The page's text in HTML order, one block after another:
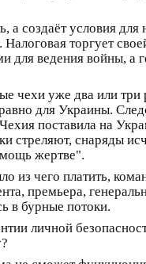
а создаёт условия
торгует
для ведения войны, а
чехи уже два или три
для Украины.
поставила на
стреляют, снаряды
жертве".
из чего платить,
премьера,
в бурные потоки.
личной